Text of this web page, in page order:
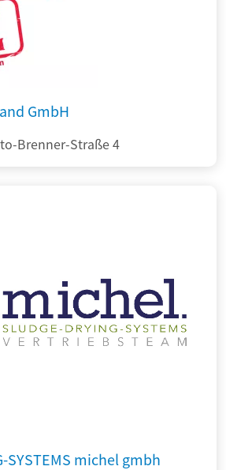
GmbH
Brenner-Straße 4
SYSTEMS michel gmbh